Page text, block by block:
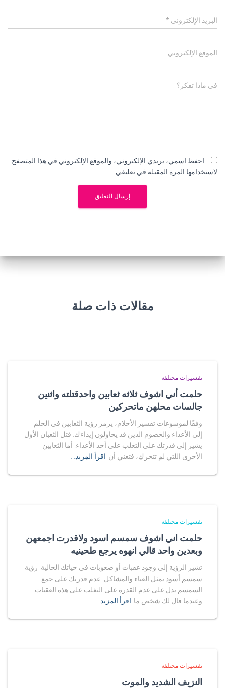
البريد الإلكتروني *
الموقع الإلكتروني
في ماذا تفكر؟
احفظ اسمي، بريدي الإلكتروني، والموقع الإلكتروني في هذا المتصفح
لاستخدامها المرة المقبلة في تعليقي.
مقالات ذات صلة
تفسيرات مختلفة
حلمت أني اشوف ثلاثه ثعابين واحدقتلته واثنين
جالسات محلهن ماتحركين
وفقًا لموسوعات تفسير الأحلام، يرمز رؤية الثعابين في الحلم
إلى الأعداء والخصوم الذين قد يحاولون إيذاءك. قتل الثعبان الأول
يشير إلى قدرتك على التغلب على أحد الأعداء. أما الثعابين
الأخرى اللتي لم تتحرك، فتعني أن اقرأ المزيد…
تفسيرات مختلفة
حلمت اني اشوف سمسم اسود ولاقدرت اجمعهن
وبعدين واحد قالي انهوه يرجع طحينيه
تشير الرؤية إلى وجود عقبات أو صعوبات في حياتك الحالية. رؤية
سمسم أسود يمثل العناء والمشاكل. عدم قدرتك على جمع
السمسم يدل على عدم القدرة على التغلب على هذه العقبات.
وعندما قال لك شخص ما اقرأ المزيد…
تفسيرات مختلفة
النزيف الشديد والموت